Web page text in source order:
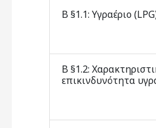
Β §1.1: Υγραέριο
Β §1.2:
επικινδυνότητα